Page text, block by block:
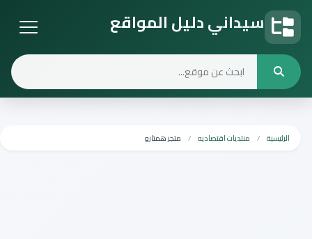
سيداني دليل المواقع
الرئيسية منتديات اقتصاديه متجر همتارو